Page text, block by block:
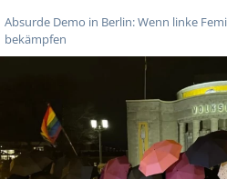
Absurde Demo in Berlin: Wenn linke
bekämpfen